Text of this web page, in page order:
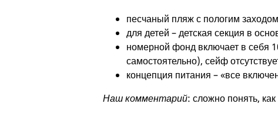
песчаный пляж с пологим
для детей – детская секция в
номерной фонд включает в себя
самостоятельно), сейф
концепция питания – «все
Наш комментарий: сложно понять,